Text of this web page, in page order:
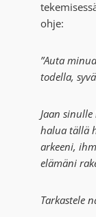
ohje:
”Auta
todella,
Jaan
halua tällä
arkeeni,
elämäni
Tarkastele